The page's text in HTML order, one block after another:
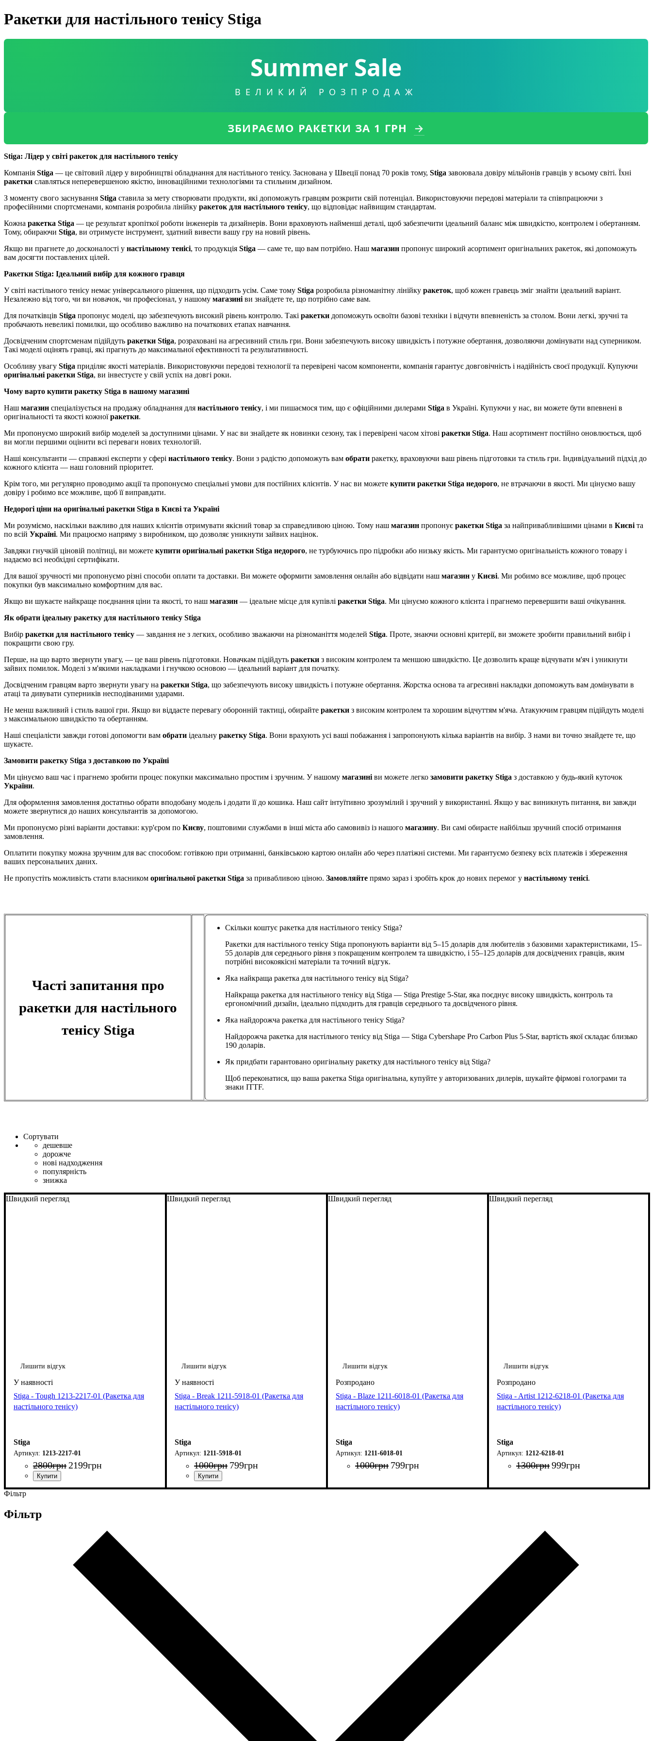
Ракетки для настільного тенісу Stiga
Summer Sale
ВЕЛИКИЙ РОЗПРОДАЖ
ЗБИРАЄМО РАКЕТКИ ЗА 1 ГРН →
Stiga: Лідер у світі ракеток для настільного тенісу
Компанія Stiga — це світовий лідер у виробництві обладнання для настільного тенісу. Заснована у Швеції понад 70 років тому, Stiga завоювала довіру мільйонів гравців у всьому світі. Їхні
ракетки славляться неперевершеною якістю, інноваційними технологіями та стильним дизайном.
З моменту свого заснування Stiga ставила за мету створювати продукти, які допоможуть гравцям розкрити свій потенціал. Використовуючи передові матеріали та співпрацюючи з
професійними спортсменами, компанія розробила лінійку ракеток для настільного тенісу, що відповідає найвищим стандартам.
Кожна ракетка Stiga — це результат кропіткої роботи інженерів та дизайнерів. Вони враховують найменші деталі, щоб забезпечити ідеальний баланс між швидкістю, контролем і обертанням.
Тому, обираючи Stiga, ви отримуєте інструмент, здатний вивести вашу гру на новий рівень.
Якщо ви прагнете до досконалості у настільному тенісі, то продукція Stiga — саме те, що вам потрібно. Наш магазин пропонує широкий асортимент оригінальних ракеток, які допоможуть
вам досягти поставлених цілей.
Ракетки Stiga: Ідеальний вибір для кожного гравця
У світі настільного тенісу немає універсального рішення, що підходить усім. Саме тому Stiga розробила різноманітну лінійку ракеток, щоб кожен гравець зміг знайти ідеальний варіант.
Незалежно від того, чи ви новачок, чи професіонал, у нашому магазині ви знайдете те, що потрібно саме вам.
Для початківців Stiga пропонує моделі, що забезпечують високий рівень контролю. Такі ракетки допоможуть освоїти базові техніки і відчути впевненість за столом. Вони легкі, зручні та
пробачають невеликі помилки, що особливо важливо на початкових етапах навчання.
Досвідченим спортсменам підійдуть ракетки Stiga, розраховані на агресивний стиль гри. Вони забезпечують високу швидкість і потужне обертання, дозволяючи домінувати над суперником.
Такі моделі оцінять гравці, які прагнуть до максимальної ефективності та результативності.
Особливу увагу Stiga приділяє якості матеріалів. Використовуючи передові технології та перевірені часом компоненти, компанія гарантує довговічність і надійність своєї продукції. Купуючи
оригінальні ракетки Stiga, ви інвестуєте у свій успіх на довгі роки.
Чому варто купити ракетку Stiga в нашому магазині
Наш магазин спеціалізується на продажу обладнання для настільного тенісу, і ми пишаємося тим, що є офіційними дилерами Stiga в Україні. Купуючи у нас, ви можете бути впевнені в
оригінальності та якості кожноїракетки.
Ми пропонуємо широкий вибір моделей за доступними цінами. У нас ви знайдете як новинки сезону, так і перевірені часом хітові ракетки Stiga. Наш асортимент постійно оновлюється, щоб
ви могли першими оцінити всі переваги нових технологій.
Наші консультанти — справжні експерти у сфері настільного тенісу. Вони з радістю допоможуть вам обрати ракетку, враховуючи ваш рівень підготовки та стиль гри. Індивідуальний підхід до
кожного клієнта — наш головний пріоритет.
Крім того, ми регулярно проводимо акції та пропонуємо спеціальні умови для постійних клієнтів. У нас ви можете купити ракетки Stiga недорого, не втрачаючи в якості. Ми цінуємо вашу
довіру і робимо все можливе, щоб її виправдати.
Недорогі ціни на оригінальні ракетки Stiga в Києві та Україні
Ми розуміємо, наскільки важливо для наших клієнтів отримувати якісний товар за справедливою ціною. Тому наш магазин пропонує ракетки Stiga за найпривабливішими цінами в Києві та
по всій Україні. Ми працюємо напряму з виробником, що дозволяє уникнути зайвих націнок.
Завдяки гнучкій ціновій політиці, ви можете купити оригінальні ракетки Stiga недорого, не турбуючись про підробки або низьку якість. Ми гарантуємо оригінальність кожного товару і
надаємо всі необхідні сертифікати.
Для вашої зручності ми пропонуємо різні способи оплати та доставки. Ви можете оформити замовлення онлайн або відвідати наш магазин у Києві. Ми робимо все можливе, щоб процес
покупки був максимально комфортним для вас.
Якщо ви шукаєте найкраще поєднання ціни та якості, то наш магазин — ідеальне місце для купівлі ракетки Stiga. Ми цінуємо кожного клієнта і прагнемо перевершити ваші очікування.
Як обрати ідеальну ракетку для настільного тенісу Stiga
Вибір ракетки для настільного тенісу — завдання не з легких, особливо зважаючи на різноманіття моделей Stiga. Проте, знаючи основні критерії, ви зможете зробити правильний вибір і
покращити свою гру.
Перше, на що варто звернути увагу, — це ваш рівень підготовки. Новачкам підійдуть ракетки з високим контролем та меншою швидкістю. Це дозволить краще відчувати м'яч і уникнути
зайвих помилок. Моделі з м'якими накладками і гнучкою основою — ідеальний варіант для початку.
Досвідченим гравцям варто звернути увагу на ракетки Stiga, що забезпечують високу швидкість і потужне обертання. Жорстка основа та агресивні накладки допоможуть вам домінувати в
атаці та дивувати суперників несподіваними ударами.
Не менш важливий і стиль вашої гри. Якщо ви віддаєте перевагу оборонній тактиці, обирайте ракетки з високим контролем та хорошим відчуттям м'яча. Атакуючим гравцям підійдуть моделі
з максимальною швидкістю та обертанням.
Наші спеціалісти завжди готові допомогти вам обрати ідеальну ракетку Stiga. Вони врахують усі ваші побажання і запропонують кілька варіантів на вибір. З нами ви точно знайдете те, що
шукаєте.
Замовити ракетку Stiga з доставкою по Україні
Ми цінуємо ваш час і прагнемо зробити процес покупки максимально простим і зручним. У нашому магазині ви можете легко замовити ракетку Stiga з доставкою у будь-який куточок
України.
Для оформлення замовлення достатньо обрати вподобану модель і додати її до кошика. Наш сайт інтуїтивно зрозумілий і зручний у використанні. Якщо у вас виникнуть питання, ви завжди
можете звернутися до наших консультантів за допомогою.
Ми пропонуємо різні варіанти доставки: кур'єром по Києву, поштовими службами в інші міста або самовивіз із нашого магазину. Ви самі обираєте найбільш зручний спосіб отримання
замовлення.
Оплатити покупку можна зручним для вас способом: готівкою при отриманні, банківською картою онлайн або через платіжні системи. Ми гарантуємо безпеку всіх платежів і збереження
ваших персональних даних.
Не пропустіть можливість стати власником оригінальної ракетки Stiga за привабливою ціною. Замовляйте прямо зараз і зробіть крок до нових перемог у настільному тенісі.
Часті запитання про
ракетки для настільного
тенісу Stiga
Скільки коштує ракетка для настільного тенісу Stiga?
Ракетки для настільного тенісу Stiga пропонують варіанти від 5–15 доларів для любителів з базовими характеристиками, 15–
55 доларів для середнього рівня з покращеним контролем та швидкістю, і 55–125 доларів для досвідчених гравців, яким
потрібні високоякісні матеріали та точний відгук.
Яка найкраща ракетка для настільного тенісу від Stiga?
Найкраща ракетка для настільного тенісу від Stiga — Stiga Prestige 5-Star, яка поєднує високу швидкість, контроль та
ергономічний дизайн, ідеально підходить для гравців середнього та досвідченого рівня.
Яка найдорожча ракетка для настільного тенісу Stiga?
Найдорожча ракетка для настільного тенісу від Stiga — Stiga Cybershape Pro Carbon Plus 5-Star, вартість якої складає близько
190 доларів.
Як придбати гарантовано оригінальну ракетку для настільного тенісу від Stiga?
Щоб переконатися, що ваша ракетка Stiga оригінальна, купуйте у авторизованих дилерів, шукайте фірмові голограми та
знаки ITTF.
Сортувати
дешевше
дорожче
нові надходження
популярність
знижка
Швидкий перегляд
Лишити відгук
Stiga - Tough 1213-2217-01 (Ракетка для
настільного тенісу)
Stiga
1213-2217-01
2800грн2199грн
Швидкий перегляд
Лишити відгук
Stiga - Break 1211-5918-01 (Ракетка для
настільного тенісу)
Stiga
1211-5918-01
1000грн 799грн
Швидкий перегляд
Лишити відгук
Stiga - Blaze 1211-6018-01 (Ракетка для
настільного тенісу)
Stiga
1211-6018-01
1000грн 799грн
Швидкий перегляд
Лишити відгук
Stiga - Artist 1212-6218-01 (Ракетка для
настільного тенісу)
Stiga
1212-6218-01
1300грн999грн
Фільтр
Фільтр